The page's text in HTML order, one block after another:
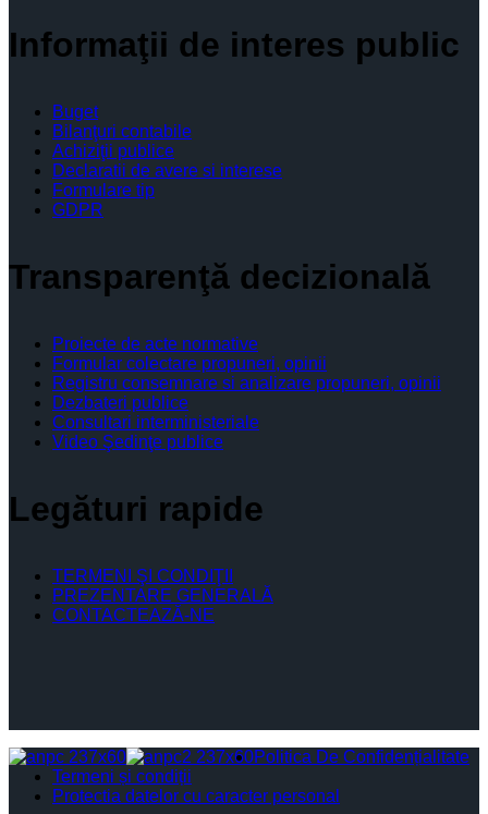
Informaţii de interes public
Buget
Bilanţuri contabile
Achiziţii publice
Declaratii de avere si interese
Formulare tip
GDPR
Transparenţă decizională
Proiecte de acte normative
Formular colectare propuneri, opinii
Registru consemnare si analizare propuneri, opinii
Dezbateri publice
Consultari interministeriale
Video Şedinţe publice
Legături rapide
TERMENI ŞI CONDIŢII
PREZENTARE GENERALĂ
CONTACTEAZĂ-NE
Politica De Confidențialitate
Termeni și condiții
Protectia datelor cu caracter personal